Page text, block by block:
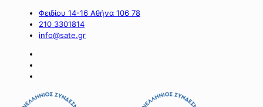
Φειδίου 14-16 Αθήνα 106 78
210 3301814
info@sate.gr